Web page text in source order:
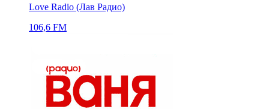
Love Radio (Лав Радио)
106,6 FM